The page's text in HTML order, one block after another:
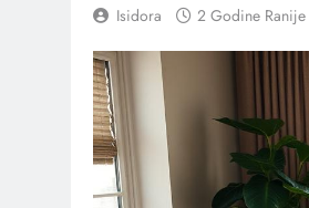
Isidora 2 Godine Ranije